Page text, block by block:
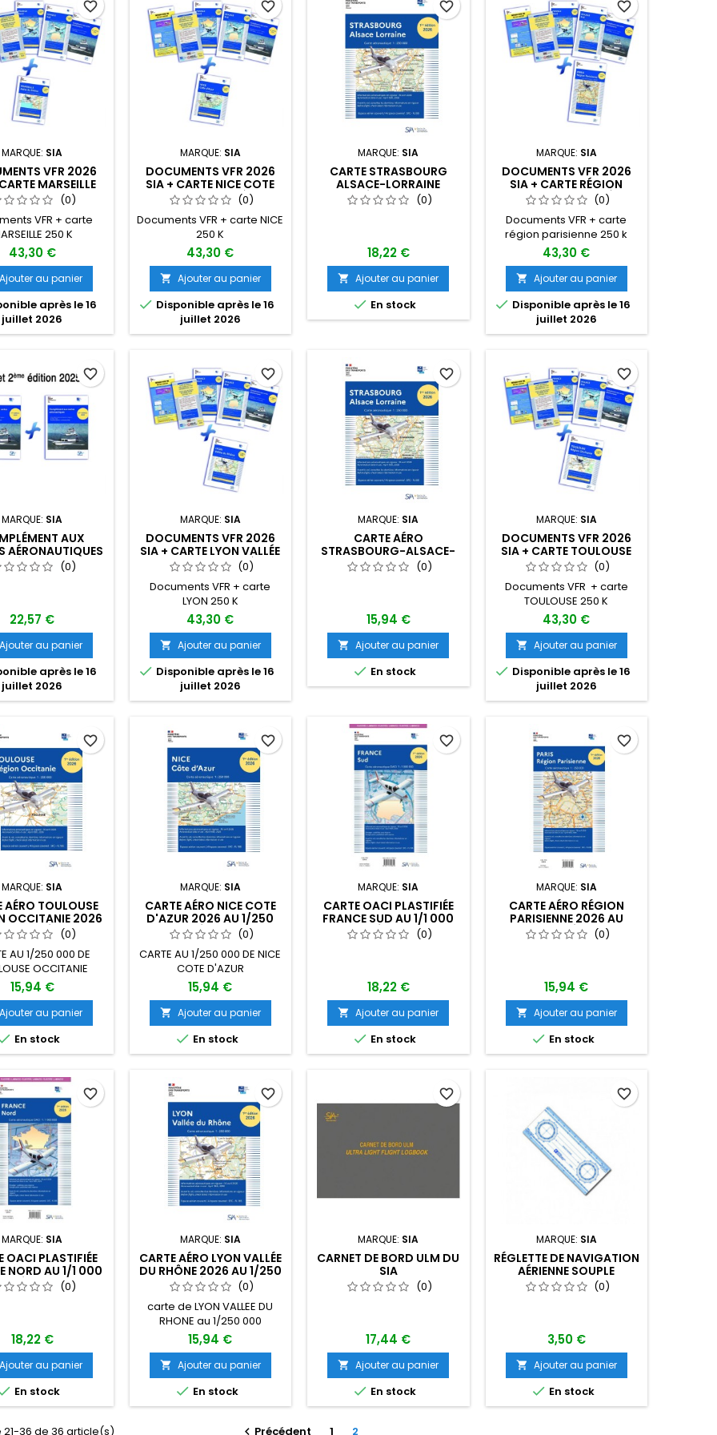
MARQUE: SIA
VFR 2026
MARSEILLE
DU RHONE 250 K
ÉDITION
(0)
VFR + carte
250 K
43,30 €
Ajouter au panier
après le 16
juillet 2026
favorite_border
MARQUE: SIA
DOCUMENTS VFR 2026
SIA + CARTE NICE COTE
D'AZUR 250 K 1ÈRE
ÉDITION
(0)
Documents VFR + carte NICE
250 K
43,30 €
 Ajouter au panier
 Disponible après le 16
juillet 2026
favorite_border
MARQUE: SIA
CARTE STRASBOURG
ALSACE-LORRAINE
PLASTIFIÉE 2026 AU 1/250
000 ÉDITION 1
(0)
18,22 €
 Ajouter au panier
 En stock
favorite_border
MARQUE: SIA
DOCUMENTS VFR 2026
SIA + CARTE RÉGION
PARISIENNE 250 K 1ÈRE
ÉDITION
(0)
Documents VFR + carte
région parisienne 250 k
43,30 €
 Ajouter au panier
 Disponible après le 16
juillet 2026
favorite_border
MARQUE: SIA
AUX
AÉRONAUTIQUES
ÉDITION 1+2
(0)
22,57 €
Ajouter au panier
après le 16
juillet 2026
favorite_border
MARQUE: SIA
DOCUMENTS VFR 2026
SIA + CARTE LYON VALLÉE
DU RHONE 250 K 1ÈRE
ÉDITION
(0)
Documents VFR + carte
LYON 250 K
43,30 €
 Ajouter au panier
 Disponible après le 16
juillet 2026
favorite_border
MARQUE: SIA
CARTE AÉRO
STRASBOURG-ALSACE-
LORRAINE 2026 AU 1/250
000 ÉDITION 1
(0)
15,94 €
 Ajouter au panier
 En stock
favorite_border
MARQUE: SIA
DOCUMENTS VFR 2026
SIA + CARTE TOULOUSE
OCCITANIE 250 K 1ÈRE
ÉDITION
(0)
Documents VFR + carte
TOULOUSE 250 K
43,30 €
 Ajouter au panier
 Disponible après le 16
juillet 2026
favorite_border
MARQUE: SIA
AÉRO TOULOUSE
OCCITANIE 2026
000 ÉDITION 1
(0)
AU 1/250 000 DE
OCCITANIE
15,94 €
Ajouter au panier
En stock
favorite_border
MARQUE: SIA
CARTE AÉRO NICE COTE
D'AZUR 2026 AU 1/250
000 ÉDITION 1
(0)
CARTE AU 1/250 000 DE NICE
COTE D'AZUR
15,94 €
 Ajouter au panier
 En stock
favorite_border
MARQUE: SIA
CARTE OACI PLASTIFIÉE
FRANCE SUD AU 1/1 000
000 ÉDITION 1
(0)
18,22 €
 Ajouter au panier
 En stock
favorite_border
MARQUE: SIA
CARTE AÉRO RÉGION
PARISIENNE 2026 AU
1/250 000 ÉDITION 1
(0)
15,94 €
 Ajouter au panier
 En stock
favorite_border
MARQUE: SIA
OACI PLASTIFIÉE
NORD AU 1/1 000
ÉDITION 1
(0)
18,22 €
Ajouter au panier
En stock
favorite_border
MARQUE: SIA
CARTE AÉRO LYON VALLÉE
DU RHÔNE 2026 AU 1/250
000 ÉDITION 1
(0)
carte de LYON VALLEE DU
RHONE au 1/250 000
15,94 €
 Ajouter au panier
 En stock
favorite_border
MARQUE: SIA
CARNET DE BORD ULM DU
SIA
(0)
17,44 €
 Ajouter au panier
 En stock
favorite_border
MARQUE: SIA
RÉGLETTE DE NAVIGATION
AÉRIENNE SOUPLE
(0)
3,50 €
 Ajouter au panier
 En stock
favorite_border
36 de 36 article(s) Précédent 1 2